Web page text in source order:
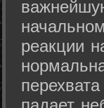
реакции